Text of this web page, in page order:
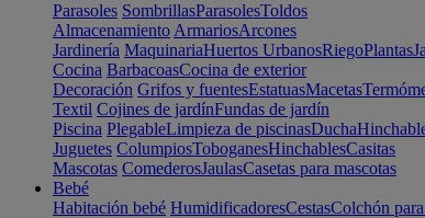
Parasoles SombrillasParasolesToldos
Almacenamiento ArmariosArcones
Jardinería MaquinariaHuertos UrbanosRiegoPlantas
Cocina BarbacoasCocina de exterior
Decoración Grifos y fuentesEstatuasMacetas
Textil Cojines de jardínFundas de jardín
Piscina PlegableLimpieza de piscinasDucha
Juguetes ColumpiosToboganesHinchablesCasitas
Mascotas ComederosJaulasCasetas para mascotas
Bebé
Habitación bebé HumidificadoresCestasColchón